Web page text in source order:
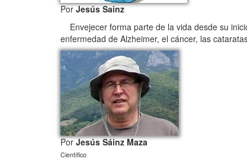
PorJesús Sainz
Envejecer forma parte de la vida desde su
enfermedad de Alzheimer, el cáncer, las
PorJesús Sáinz Maza
Científico